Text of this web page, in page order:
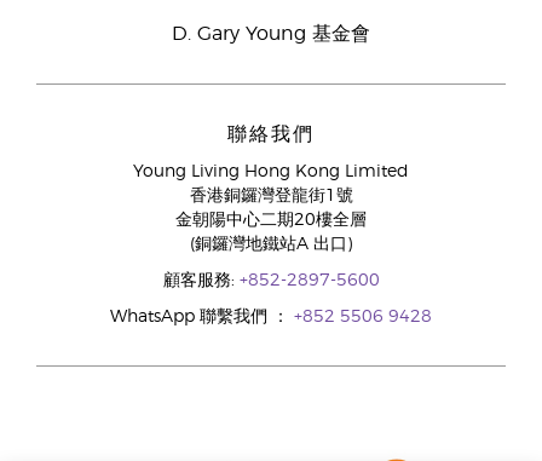
D. Gary Young 基金會
聯絡我們
Young Living Hong Kong Limited
香港銅鑼灣登龍街1號
金朝陽中心二期20樓全層
(銅鑼灣地鐵站A 出口)
顧客服務: +852-2897-5600
WhatsApp 聯繫我們 ： +852 5506 9428